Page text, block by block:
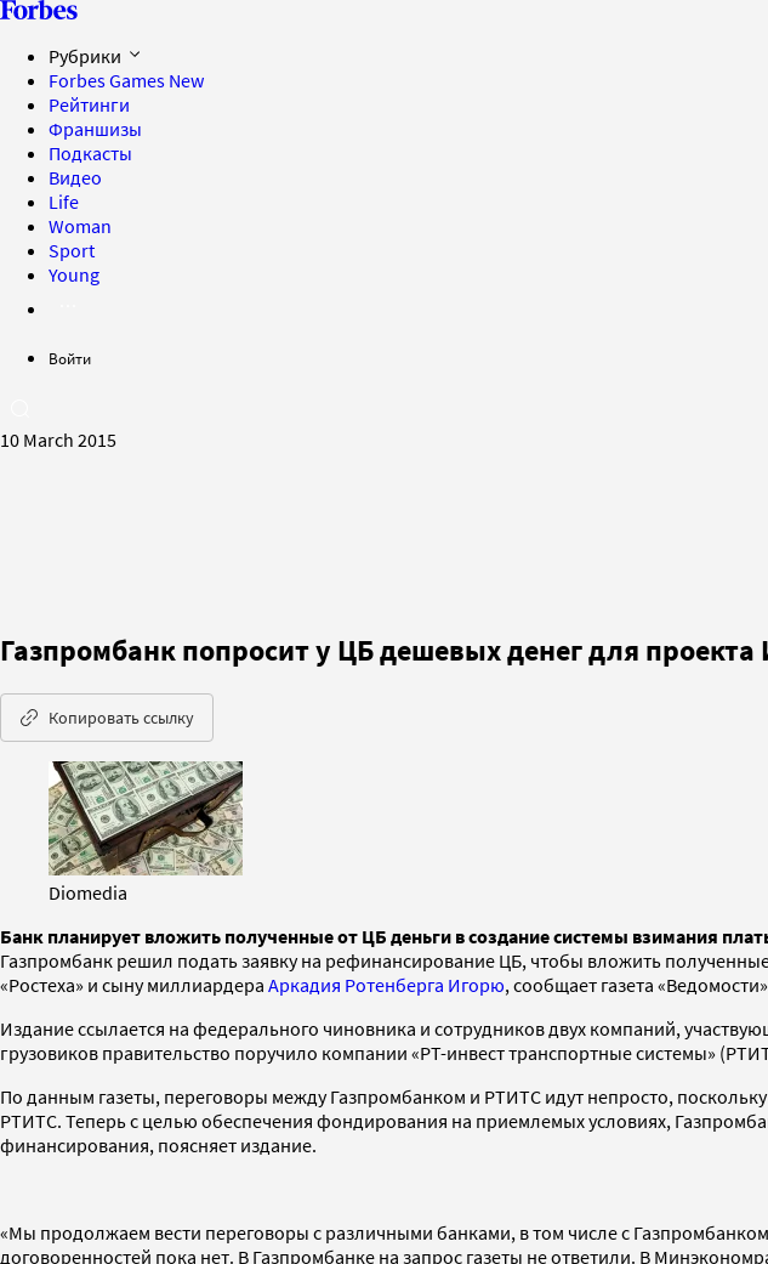
Рубрики
Forbes Games New
Рейтинги
Франшизы
Подкасты
Видео
Life
Woman
Sport
Young
Войти
10 March 2015
Газпромбанк попросит у ЦБ дешевых денег для проекта
Копировать ссылку
Diomedia
Банк планирует вложить полученные от ЦБ деньги в создание системы взимания
Газпромбанк решил подать заявку на рефинансирование ЦБ, чтобы вложить
«Ростеха» и сыну миллиардера Аркадия Ротенберга Игорю, сообщает газета
Издание ссылается на федерального чиновника и сотрудников двух компаний,
грузовиков правительство поручило компании «РТ-инвест транспортные системы»
По данным газеты, переговоры между Газпромбанком и РТИТС идут непросто,
РТИТС. Теперь с целью обеспечения фондирования на приемлемых условиях,
финансирования, поясняет издание.
«Мы продолжаем вести переговоры с различными банками, в том числе с
договоренностей пока нет. В Газпромбанке на запрос газеты не ответили. В